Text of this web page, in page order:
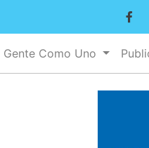
Gente Como Uno